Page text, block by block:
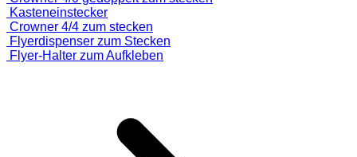
Kasteneinstecker
Crowner 4/4 zum stecken
Flyerdispenser zum Stecken
Flyer-Halter zum Aufkleben